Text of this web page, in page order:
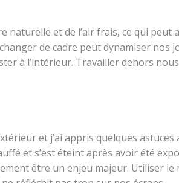
naturelle et de l’air frais, ce qui
de cadre peut dynamiser
à l’intérieur. Travailler dehors
et j’ai appris quelques
et s’est éteint après avoir été
être un enjeu majeur. Utiliser